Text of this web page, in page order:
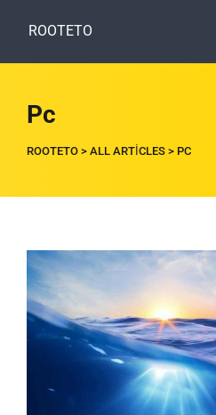
ROOTETO
Pc
ROOTETO > ALL ARTICLES > PC